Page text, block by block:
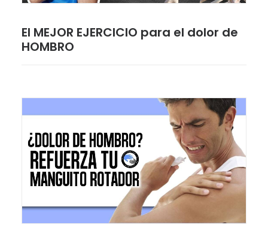
El MEJOR EJERCICIO para el dolor de
HOMBRO